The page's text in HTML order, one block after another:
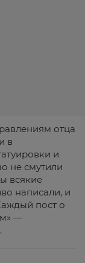
отца
в
и
не смутили
всякие
написали, и
пост о
—